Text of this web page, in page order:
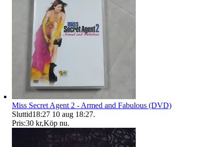
Miss Secret Agent 2 - Armed and Fabulous (DVD)
Sluttid18:27 10 aug 18:27.
Pris:30 kr,Köp nu.